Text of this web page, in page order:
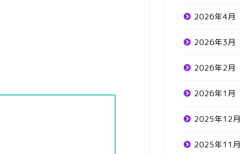
2026年4月
2026年3月
2026年2月
2026年1月
2025年12月
2025年11月